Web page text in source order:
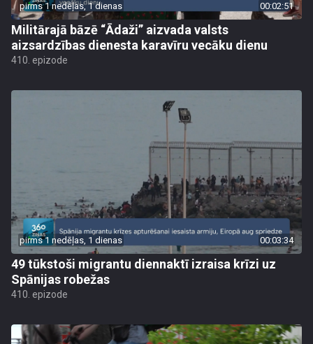
pirms 1 nedēļas, 1 dienas 00:02:51
Militārajā bāzē “Ādaži” aizvada valsts
aizsardzības dienesta karavīru vecāku dienu
410. epizode
pirms 1 nedēļas, 1 dienas 00:03:34
49 tūkstoši migrantu diennaktī izraisa krīzi uz
Spānijas robežas
410. epizode